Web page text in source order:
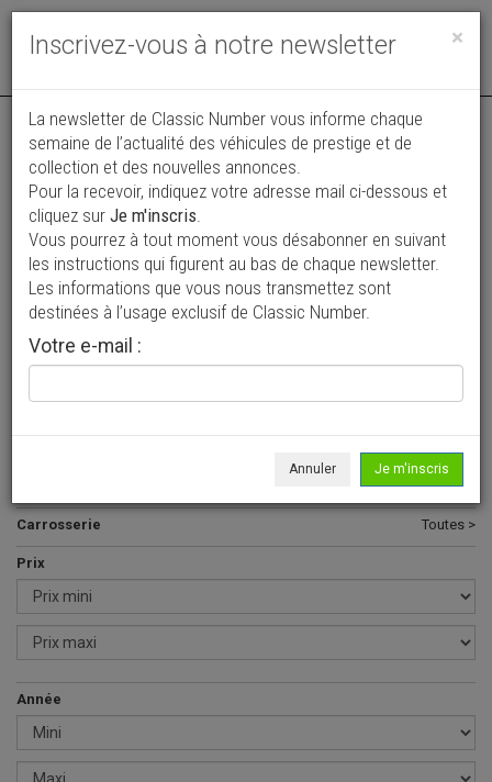
Toggle
Vos annonces vues par
plus de 4 millions de collectionneurs
Ajouter une annonce
> Rechercher un véhicule
Tous >
Carrosserie Toutes >
Prix
Année
×
Inscrivez-vous à notre newsletter
La newsletter de Classic Number vous informe chaque
semaine de l’actualité des véhicules de prestige et de
collection et des nouvelles annonces.
Pour la recevoir, indiquez votre adresse mail ci-dessous et
cliquez sur Je m'inscris.
Vous pourrez à tout moment vous désabonner en suivant
les instructions qui figurent au bas de chaque newsletter.
Les informations que vous nous transmettez sont
destinées à l’usage exclusif de Classic Number.
Votre e-mail :
Annuler Je m'inscris